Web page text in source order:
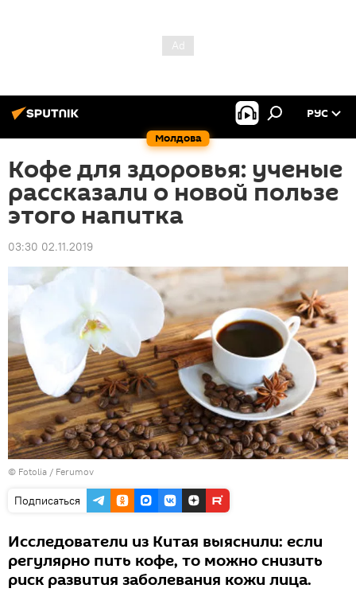
Молдова
РУС
Кофе для здоровья: ученые
рассказали о новой пользе
этого напитка
03:30 02.11.2019
© Fotolia / Ferumov
Подписаться
Исследователи из Китая выяснили: если
регулярно пить кофе, то можно снизить
риск развития заболевания кожи лица.